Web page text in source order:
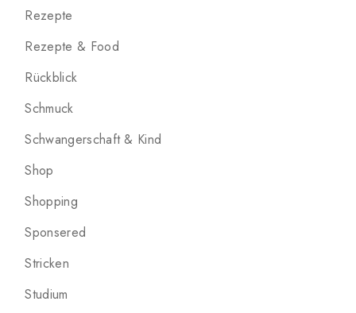
Rezepte
Rezepte & Food
Rückblick
Schmuck
Schwangerschaft & Kind
Shop
Shopping
Sponsered
Stricken
Studium